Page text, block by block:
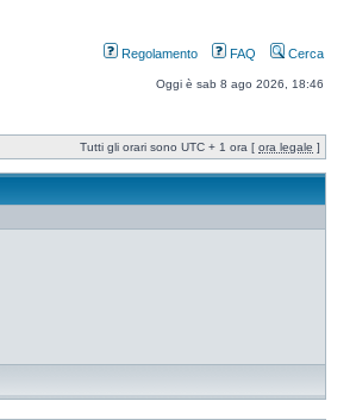
Regolamento FAQ Cerca
Oggi è sab 8 ago 2026, 18:46
Tutti gli orari sono UTC + 1 ora [ ora legale ]